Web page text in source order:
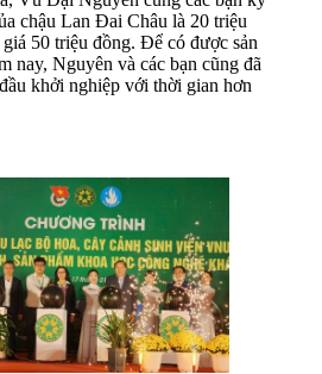
chậu Lan Đai Châu là 20 triệu
50 triệu đồng. Để có được sản
nay, Nguyên và các bạn cũng đã
khởi nghiệp với thời gian hơn